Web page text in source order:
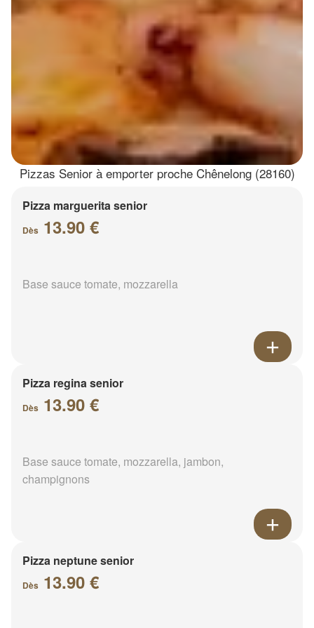
Pizzas Senior à emporter proche Chênelong (28160)
Pizza marguerita senior
Dès 13.90 €
Base sauce tomate, mozzarella
Pizza regina senior
Dès 13.90 €
Base sauce tomate, mozzarella, jambon,
champignons
Pizza neptune senior
Dès 13.90 €